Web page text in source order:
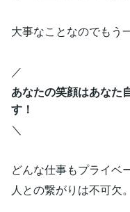
大事なことなのでもう
／
あなたの笑顔はあなた
す！
＼
どんな仕事もプライベ
人との繋がりは不可欠。